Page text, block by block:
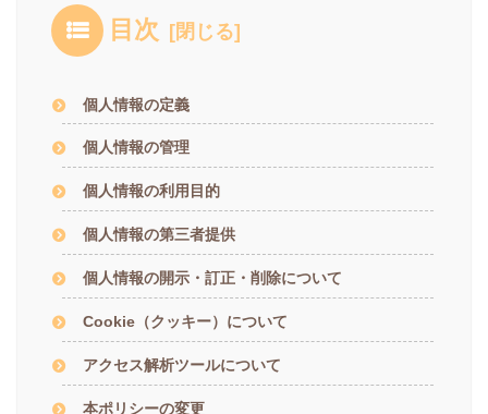
目次
個人情報の定義
個人情報の管理
個人情報の利用目的
個人情報の第三者提供
個人情報の開示・訂正・削除について
Cookie（クッキー）について
アクセス解析ツールについて
本ポリシーの変更